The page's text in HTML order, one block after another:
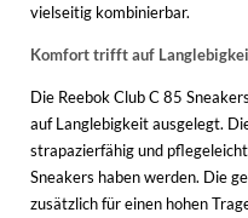
vielseitig kombinierbar.
Komfort trifft auf
Die Reebok Club C 85
auf Langlebigkeit ausgelegt.
strapazierfähig und
Sneakers haben werden. Die
zusätzlich für einen hohen